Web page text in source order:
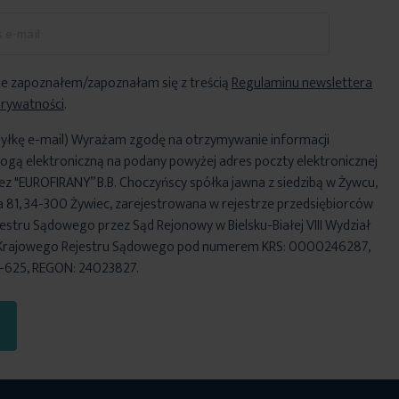
zapoznałem/zapoznałam się z treściąRegulaminu newslettera
.
e-mail) Wyrażam zgodę na otrzymywanie informacji
elektroniczną na podany powyżej adres poczty elektronicznej
"EUROFIRANY” B.B. Choczyńscy spółka jawna z siedzibą w Żywcu,
81, 34-300 Żywiec, zarejestrowana w rejestrze przedsiębiorców
Sądowego przez Sąd Rejonowy w Bielsku-Białej VIII Wydział
Rejestru Sądowego pod numerem KRS: 0000246287,
REGON: 24023827.